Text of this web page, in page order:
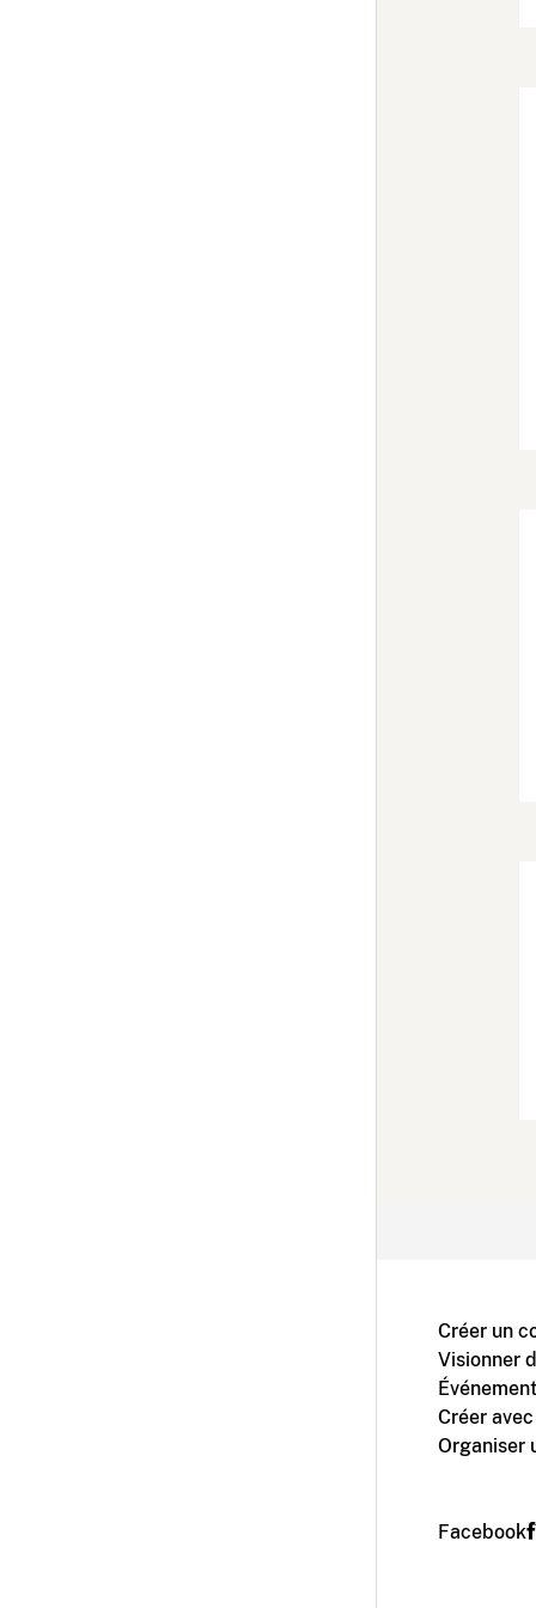
Créer un
Visionner
Créer
Organiser
Facebook